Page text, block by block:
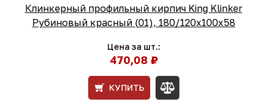
Клинкерный профильный кирпич King Klinker
Рубиновый красный (01), 180/120x100x58
Цена за шт.:
470,08 ₽
КУПИТЬ